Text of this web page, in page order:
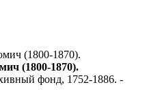
(1800-1870).
фонд, 1752-1886. -